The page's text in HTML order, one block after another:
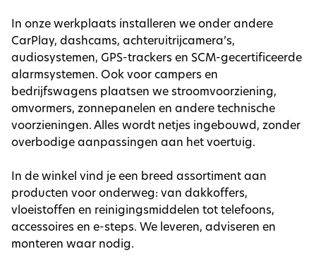
In onze werkplaats installeren we onder andere
CarPlay, dashcams, achteruitrijcamera’s,
audiosystemen, GPS-trackers en SCM-gecertificeerde
alarmsystemen. Ook voor campers en
bedrijfswagens plaatsen we stroomvoorziening,
omvormers, zonnepanelen en andere technische
voorzieningen. Alles wordt netjes ingebouwd, zonder
overbodige aanpassingen aan het voertuig.
In de winkel vind je een breed assortiment aan
producten voor onderweg: van dakkoffers,
vloeistoffen en reinigingsmiddelen tot telefoons,
accessoires en e-steps. We leveren, adviseren en
monteren waar nodig.